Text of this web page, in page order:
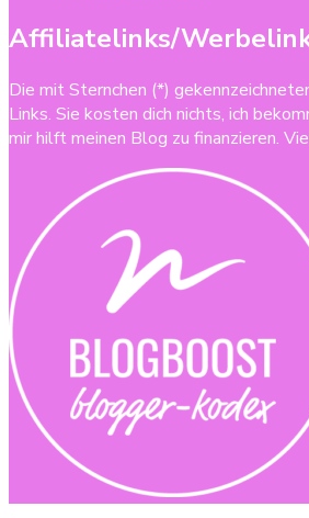
Affiliatelinks/
Die mit Sternchen (*)
Links. Sie kosten dich nichts, ich
mir hilft meinen Blog zu finanzieren.